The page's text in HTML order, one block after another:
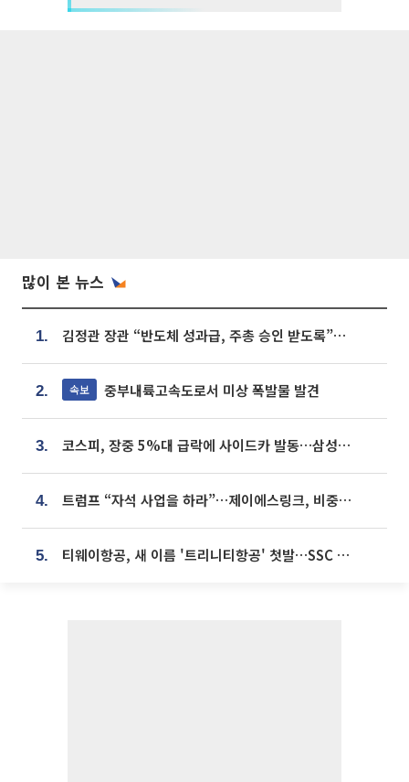
많이 본 뉴스
1. 김정관 장관 “반도체 성과급, 주총 승인 받도록”…상법·자본시장법 개정 시사
2. 속보 중부내륙고속도로서 미상 폭발물 발견
3. 코스피, 장중 5%대 급락에 사이드카 발동…삼성·SK 동반 폭락
4. 트럼프 “자석 사업을 하라”…제이에스링크, 비중국 영구자석 공급망 구축 속도
5. 티웨이항공, 새 이름 '트리니티항공' 첫발…SSC 전략 본격화